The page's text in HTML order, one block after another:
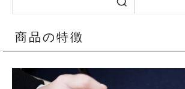
商品の特徴